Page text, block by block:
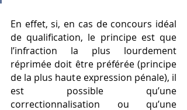
En effet, si, en cas de concours idéal
de qualification, le principe est que
l’infraction la plus lourdement
réprimée doit être préférée (principe
de la plus haute expression pénale), il
est possible qu’une
correctionnalisation ou qu’une